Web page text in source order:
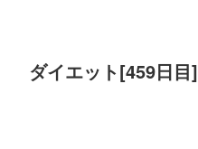
ダイエット[459日目]